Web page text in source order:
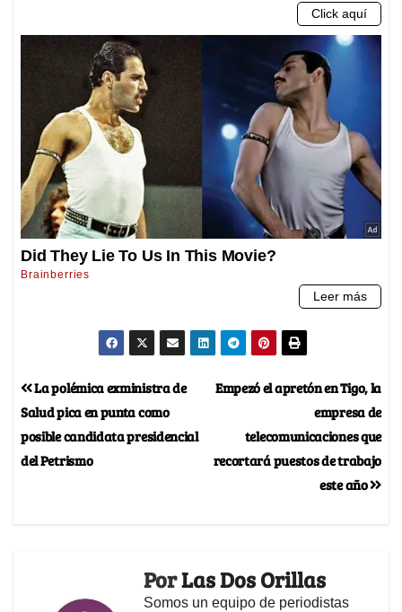
Empezó el apretón en Tigo, la
empresa de
telecomunicaciones que
recortará puestos de trabajo
este año
La polémica exministra de
Salud pica en punta como
posible candidata presidencial
del Petrismo
PorLas Dos Orillas
Somos un equipo de periodistas